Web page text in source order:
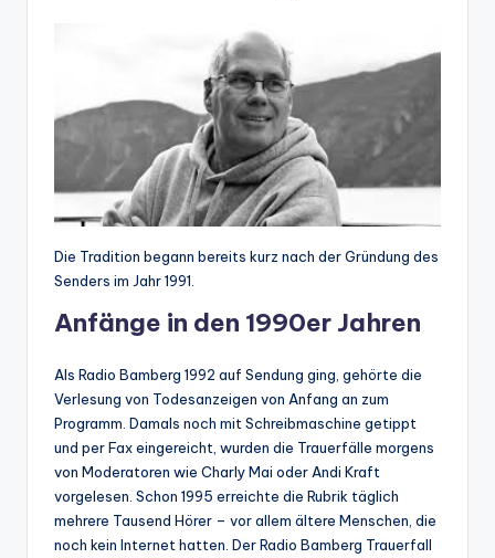
Die Tradition begann bereits kurz nach der Gründung des
Senders im Jahr 1991.
Anfänge in den 1990er Jahren
Als Radio Bamberg 1992 auf Sendung ging, gehörte die
Verlesung von Todesanzeigen von Anfang an zum
Programm. Damals noch mit Schreibmaschine getippt
und per Fax eingereicht, wurden die Trauerfälle morgens
von Moderatoren wie Charly Mai oder Andi Kraft
vorgelesen. Schon 1995 erreichte die Rubrik täglich
mehrere Tausend Hörer – vor allem ältere Menschen, die
noch kein Internet hatten. Der Radio Bamberg Trauerfall